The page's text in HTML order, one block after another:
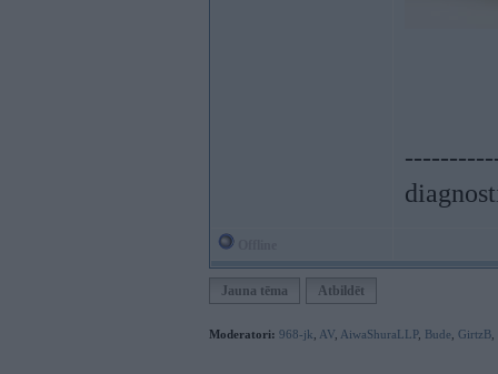
Jauna tēma Atbildēt
Moderatori: 968-jk AV AiwaShuraLLP, Bude GirtzB